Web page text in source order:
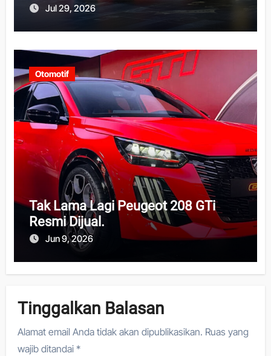
Jul 29, 2026
Otomotif
Tak Lama Lagi Peugeot 208 GTi
Resmi Dijual.
Jun 9, 2026
Tinggalkan Balasan
Alamat email Anda tidak akan dipublikasikan. Ruas yang
wajib ditandai*